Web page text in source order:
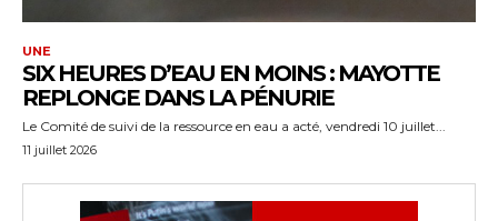
UNE
SIX HEURES D’EAU EN MOINS : MAYOTTE
REPLONGE DANS LA PÉNURIE
Le Comité de suivi de la ressource en eau a acté, vendredi 10 juillet...
11 juillet 2026